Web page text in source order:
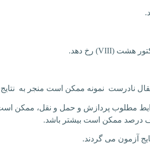
هشت (VIII) رخ دهد.
نادرست نمونه ممکن است منجر به
درصد ممکن است بیشتر باشد.
آزمون می گردند.